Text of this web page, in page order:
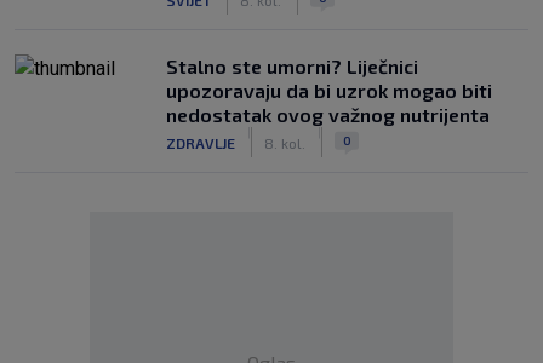
Stalno ste umorni? Liječnici
upozoravaju da bi uzrok mogao biti
nedostatak ovog važnog nutrijenta
ZDRAVLJE 8. kol. 0